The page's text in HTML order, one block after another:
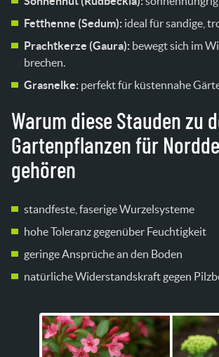
Fetthenne (Sedum): ideal für sandige,
Prachtkerze (Gaura): bewegt sich im
brechen.
Grasnelke: perfekt für küstennahe
Warum diese Stauden zu
Gartenpflanzen für
gehören
standfeste, faserige Wurzelsysteme
hohe Toleranz gegenüber Feuchtigkeit
geringe Ansprüche an den Boden
natürliche Widerstandskraft gegen